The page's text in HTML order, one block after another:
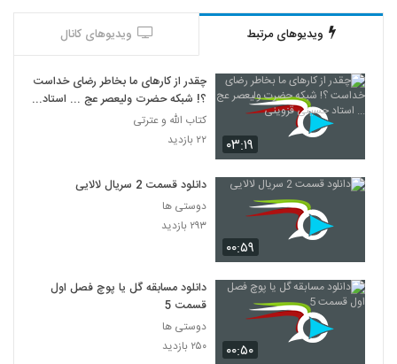
ویدیوهای مرتبط ویدیوهای کانال
۰۳:۱۹
چقدر از کارهای ما بخاطر رضای خداست
؟! شبکه حضرت ولیعصر عج ... استاد
حسینی قزوینی
کتاب الله و عترتی
۲۲ بازدید
۰۰:۵۹
دانلود قسمت 2 سریال لالایی
دوستی ها
۲۹۳ بازدید
۰۰:۵۰
دانلود مسابقه گل یا پوچ فصل اول
قسمت 5
دوستی ها
۲۵۰ بازدید